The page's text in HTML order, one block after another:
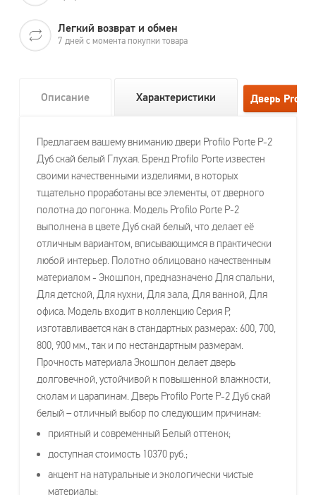
Легкий возврат и обмен
7 дней с момента покупки товара
Описание Характеристики
Предлагаем вашему вниманию двери Profilo Porte P-2
Дуб скай белый Глухая. Бренд Profilo Porte известен
своими качественными изделиями, в которых
тщательно проработаны все элементы, от дверного
полотна до погонжа. Модель Profilo Porte P-2
выполнена в цвете Дуб скай белый, что делает её
отличным вариантом, вписывающимся в практически
любой интерьер. Полотно облицовано качественным
материалом - Экошпон, предназначено Для спальни,
Для детской, Для кухни, Для зала, Для ванной, Для
офиса. Модель входит в коллекцию Серия P,
изготавливается как в стандартных размерах: 600, 700,
800, 900 мм., так и по нестандартным размерам.
Прочность материала Экошпон делает дверь
долговечной, устойчивой к повышенной влажности,
сколам и царапинам. Дверь Profilo Porte P-2 Дуб скай
белый – отличный выбор по следующим причинам:
приятный и современный Белый оттенок;
доступная стоимость 10370 руб.;
акцент на натуральные и экологически чистые
материалы;